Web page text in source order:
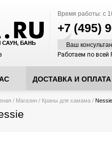
Время работы: с
+7 (495)
Ваш
Работаем по всей
ДОСТАВКА И ОПЛАТА
/ Магазин / Краны для хамама / Nessie